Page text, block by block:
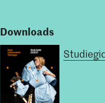
Downloads